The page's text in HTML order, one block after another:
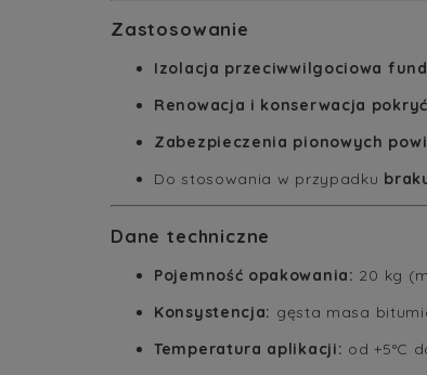
Zastosowanie
Izolacja przeciwwilgociowa
Renowacja i konserwacja
Zabezpieczenia pionowych
Do stosowania w przypadku
Dane techniczne
Pojemność opakowania: 20 kg
Konsystencja: gęsta masa
Temperatura aplikacji: od +5°C